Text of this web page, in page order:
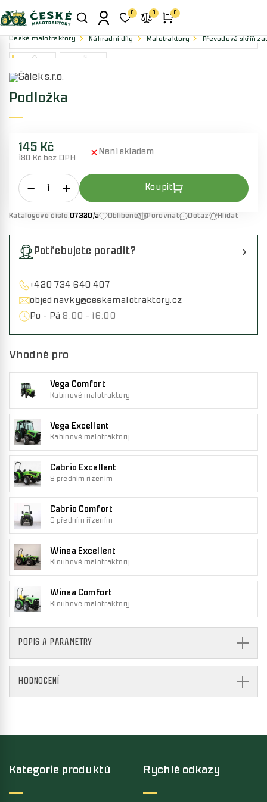
0 0 0
České malotraktory Náhradní díly Malotraktory Převodová skříň
Podložka
145 Kč
120 Kč bez DPH
Není skladem
Katalogové číslo:07320/a Oblíbené Porovnat Dotaz Hlídat
Potřebujete poradit?
+420 734 640 407
objednavky@ceskemalotraktory.cz
Po - Pá 8:00 - 16:00
Vhodné pro
Vega Comfort
Kabinové malotraktory
Vega Excellent
Kabinové malotraktory
Cabrio Excellent
S předním řízením
Cabrio Comfort
S předním řízením
Winea Excellent
Kloubové malotraktory
Winea Comfort
Kloubové malotraktory
POPIS A PARAMETRY
HODNOCENÍ
Kategorie produktů Rychlé odkazy